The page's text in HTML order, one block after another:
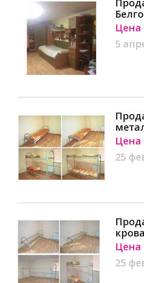
Цена
5
Цена
25
Цена
25